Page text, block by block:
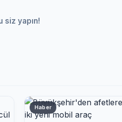
siz yapın!
Haber